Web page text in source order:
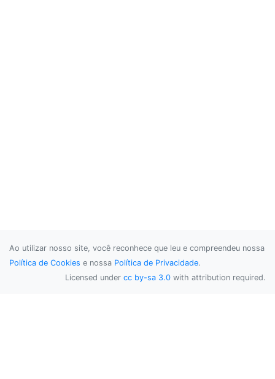
Ao utilizar nosso site, você reconhece que leu e compreendeu nossa
Política de Cookies e nossa Política de Privacidade.
Licensed under cc by-sa 3.0 with attribution required.